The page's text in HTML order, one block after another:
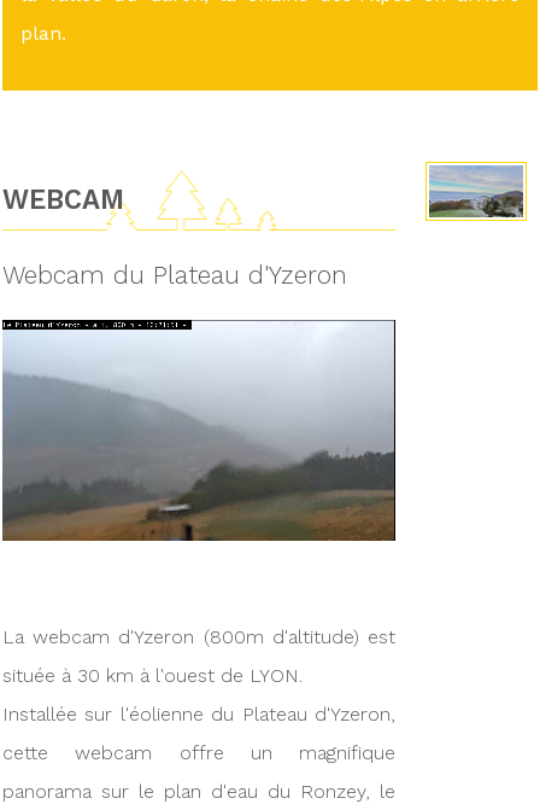
plan.
WEBCAM
Webcam du Plateau d'Yzeron
La webcam d'Yzeron (800m d'altitude) est
située à 30 km à l'ouest de LYON.
Installée sur l'éolienne du Plateau d'Yzeron,
cette webcam offre un magnifique
panorama sur le plan d'eau du Ronzey, le